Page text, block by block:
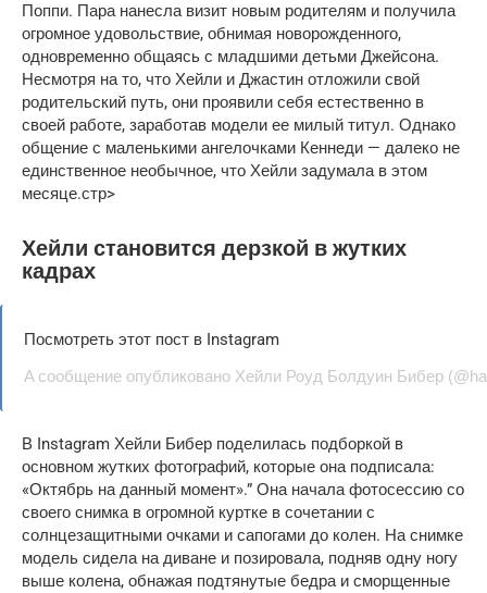
Поппи. Пара нанесла визит новым родителям и получила
огромное удовольствие, обнимая новорожденного,
одновременно общаясь с младшими детьми Джейсона.
Несмотря на то, что Хейли и Джастин отложили свой
родительский путь, они проявили себя естественно в
своей работе, заработав модели ее милый титул. Однако
общение с маленькими ангелочками Кеннеди — далеко не
единственное необычное, что Хейли задумала в этом
месяце.стр>
Хейли становится дерзкой в ​​жутких
кадрах
Посмотреть этот пост в Instagram
A сообщение опубликовано Хейли Роуд Болдуин Бибер
В Instagram Хейли Бибер поделилась подборкой в ​​
основном жутких фотографий, которые она подписала:
«Октябрь на данный момент».” Она начала фотосессию со
своего снимка в огромной куртке в сочетании с
солнцезащитными очками и сапогами до колен. На снимке
модель сидела на диване и позировала, подняв одну ногу
выше колена, обнажая подтянутые бедра и сморщенные